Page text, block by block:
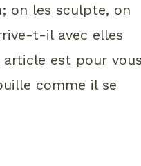
on les sculpte, on
t-il avec elles
est pour
comme il se